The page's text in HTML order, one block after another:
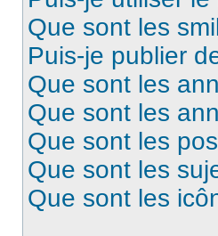
Que sont les
Puis-je publier
Que sont les
Que sont les
Que sont les
Que sont les
Que sont les